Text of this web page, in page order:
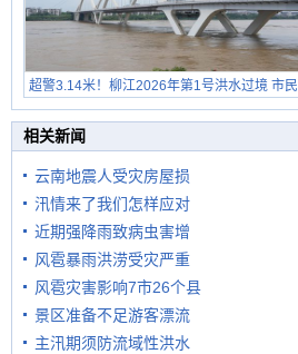
超警3.14米！柳江2026年第1号洪水过境 市民
在堤岸见证汛况
相关新闻
云南地震人受灾房屋损
汛情来了我们怎样应对
近期强降雨致病虫害增
风雹暴雨洪涝受灾严重
风雹灾害影响7市26个县
景区准备不足游客漂流
主汛期须防流域性洪水